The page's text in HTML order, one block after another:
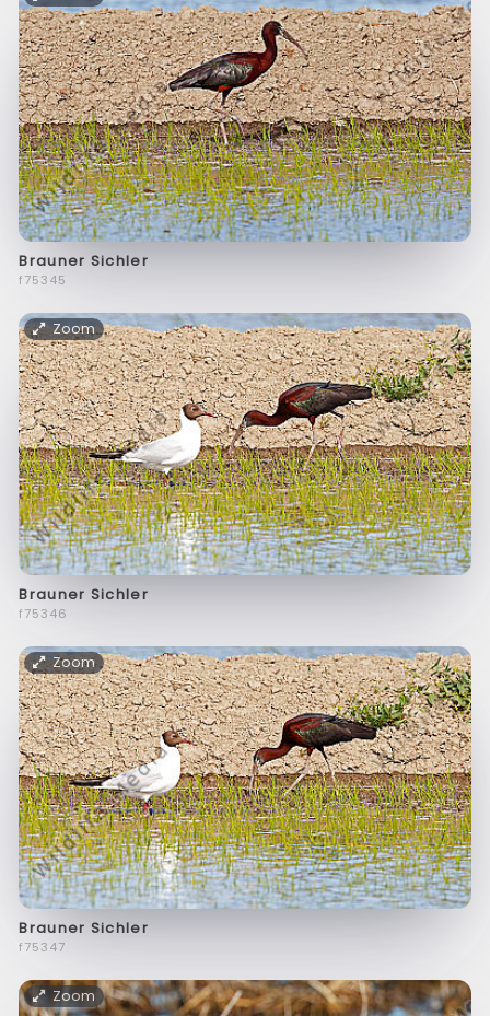
Brauner Sichler
f75345
Zoom
Brauner Sichler
f75346
Zoom
Brauner Sichler
f75347
Zoom